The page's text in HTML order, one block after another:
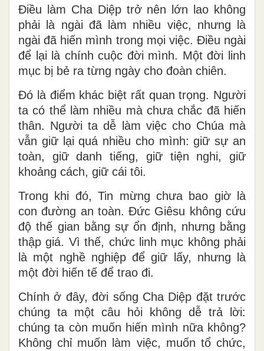
Điều làm Cha Diệp trở nên lớn lao không
phải là ngài đã làm nhiều việc, nhưng là
ngài đã hiến mình trong mọi việc. Điều ngài
để lại là chính cuộc đời mình. Một đời linh
mục bị bẻ ra từng ngày cho đoàn chiên.
Đó là điểm khác biệt rất quan trọng. Người
ta có thể làm nhiều mà chưa chắc đã hiến
thân. Người ta dễ làm việc cho Chúa mà
vẫn giữ lại quá nhiều cho mình: giữ sự an
toàn, giữ danh tiếng, giữ tiện nghi, giữ
khoảng cách, giữ cái tôi.
Trong khi đó, Tin mừng chưa bao giờ là
con đường an toàn. Đức Giêsu không cứu
độ thế gian bằng sự ổn định, nhưng bằng
thập giá. Vì thế, chức linh mục không phải
là một nghề nghiệp để giữ lấy, nhưng là
một đời hiến tế để trao đi.
Chính ở đây, đời sống Cha Diệp đặt trước
chúng ta một câu hỏi không dễ trả lời:
chúng ta còn muốn hiến mình nữa không?
Không chỉ muốn làm việc, muốn tổ chức,